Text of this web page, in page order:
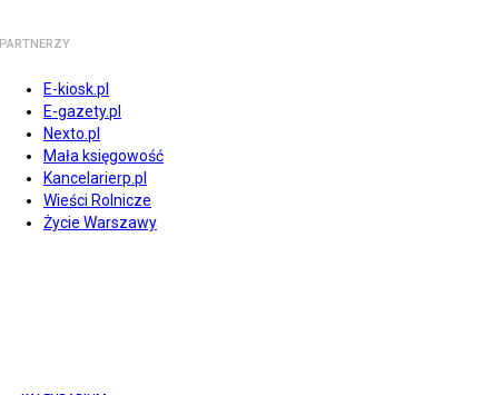
PARTNERZY
E-kiosk.pl
E-gazety.pl
Nexto.pl
Mała księgowość
Kancelarierp.pl
Wieści Rolnicze
Życie Warszawy